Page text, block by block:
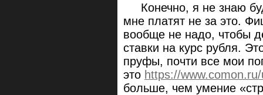
Конечно, я не знаю
мне платят не за это.
вообще не надо, чтобы
ставки на курс рубля.
пруфы, почти все мои
это https://
больше, чем умение